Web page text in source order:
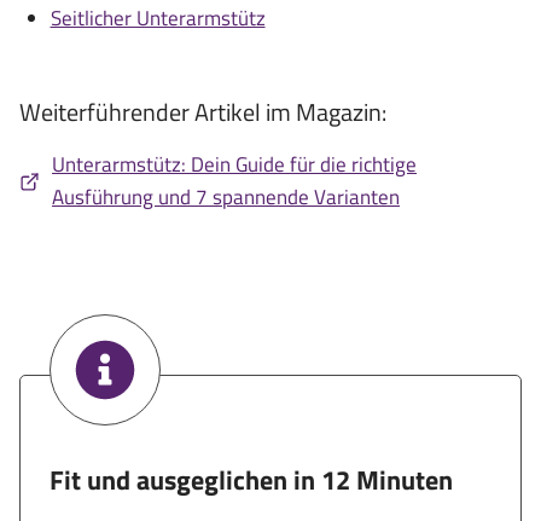
Seitlicher Unterarmstütz
Weiterführender Artikel im Magazin:
Unterarmstütz: Dein Guide für die richtige
Ausführung und 7 spannende Varianten
Fit und ausgeglichen in 12 Minuten